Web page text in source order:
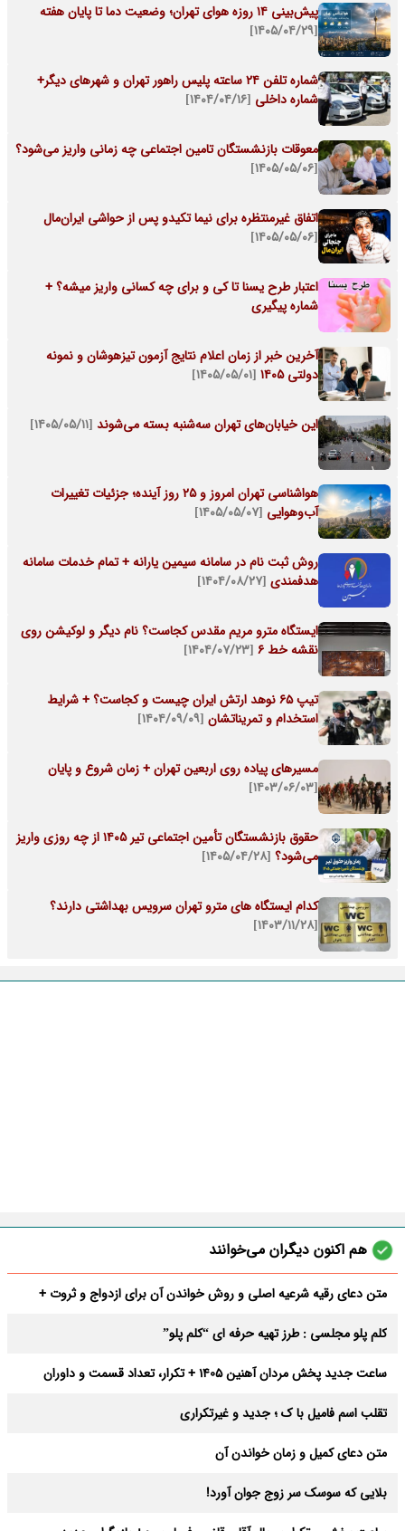
پیش‌بینی ۱۴ روزه هوای تهران؛ وضعیت دما تا پایان هفته
[۱۴۰۵/۰۴/۲۹]
شماره تلفن ۲۴ ساعته پلیس راهور تهران و شهرهای دیگر+
شماره داخلی [۱۴۰۴/۰۴/۱۶]
معوقات بازنشستگان تامین اجتماعی چه زمانی واریز می‌شود؟
[۱۴۰۵/۰۵/۰۶]
اتفاق غیرمنتظره برای نیما تکیدو پس از حواشی ایران‌مال
[۱۴۰۵/۰۵/۰۶]
اعتبار طرح یسنا تا کی و برای چه کسانی واریز میشه؟ +
شماره پیگیری
آخرین خبر از زمان اعلام نتایج آزمون تیزهوشان و نمونه
دولتی ۱۴۰۵
[۱۴۰۵/۰۵/۰۱]
این خیابان‌های تهران سه‌شنبه بسته می‌شوند [۱۴۰۵/۰۵/۱۱]
هواشناسی تهران امروز و ۲۵ روز آینده؛ جزئیات تغییرات
آب‌وهوایی [۱۴۰۵/۰۵/۰۷]
روش ثبت نام در سامانه سیمین یارانه + تمام خدمات سامانه
هدفمندی [۱۴۰۴/۰۸/۲۷]
ایستگاه مترو مریم مقدس کجاست؟ نام دیگر و لوکیشن روی
نقشه خط 6
[۱۴۰۴/۰۷/۲۳]
تیپ 65 نوهد ارتش ایران چیست و کجاست؟ + شرایط
استخدام و تمریناتشان [۱۴۰۴/۰۹/۰۹]
مسیرهای پیاده روی اربعین تهران + زمان شروع و پایان
[۱۴۰۳/۰۶/۰۳]
حقوق بازنشستگان تأمین اجتماعی تیر ۱۴۰۵ از چه روزی واریز
می‌شود؟ [۱۴۰۵/۰۴/۲۸]
کدام ایستگاه های مترو تهران سرویس بهداشتی دارند؟
[۱۴۰۳/۱۱/۲۸]
هم اکنون دیگران می‌خوانند
متن دعای رقیه شرعیه اصلی و روش خواندن آن برای ازدواج و ثروت +
کلم پلو مجلسی : طرز تهیه حرفه ای “کلم پلو”
ساعت جدید پخش مردان آهنین 1405 + تکرار، تعداد قسمت و داوران
تقلب اسم فامیل با ک ؛ جدید و غیرتکراری
متن دعای کمیل و زمان خواندن آن
بلایی که سوسک سر زوج جوان آورد!